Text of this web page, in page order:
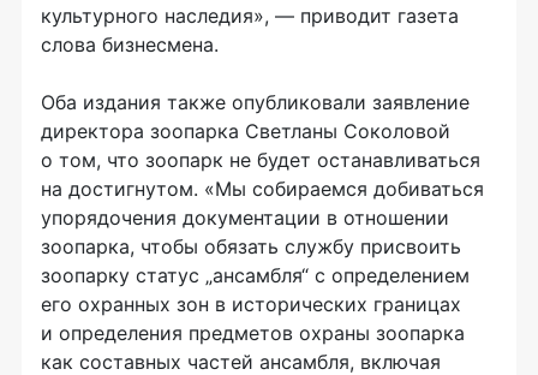
культурного наследия», — приводит газета
слова бизнесмена.
Оба издания также опубликовали заявление
директора зоопарка Светланы Соколовой
о том, что зоопарк не будет останавливаться
на достигнутом. «Мы собираемся добиваться
упорядочения документации в отношении
зоопарка, чтобы обязать службу присвоить
зоопарку статус „ансамбля“ с определением
его охранных зон в исторических границах
и определения предметов охраны зоопарка
как составных частей ансамбля, включая